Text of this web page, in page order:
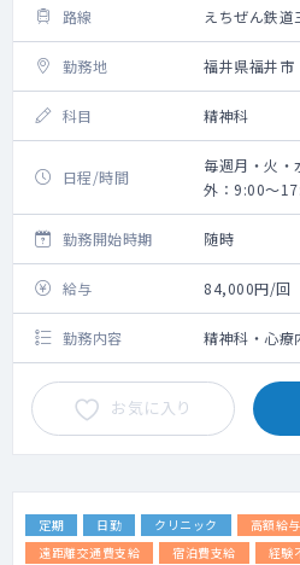
路線 えちぜん鉄道
勤務地 福井県福井市
科目 精神科
日程/時間
毎週月・火・
外：9:00～
実働7時間
勤務開始時期
随時
給与 84,000円/回
勤務内容 精神科・心療
お気に入り
定期 日勤 クリニック 高額給与
遠距離交通費支給
宿泊費支給 経験